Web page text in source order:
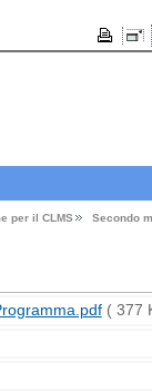
per il CLMS Secondo
( 377